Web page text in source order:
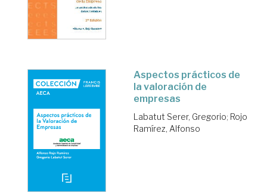
Aspectos prácticos de
la valoración de
empresas
Labatut Serer, Gregorio; Rojo
Ramírez, Alfonso